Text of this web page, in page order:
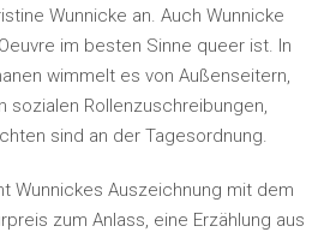
Wunnicke an. Auch Wunnicke
im besten Sinne queer ist. In
wimmelt es von Außenseitern,
sozialen Rollenzuschreibungen,
sind an der Tagesordnung.
Wunnickes Auszeichnung mit dem
zum Anlass, eine Erzählung aus